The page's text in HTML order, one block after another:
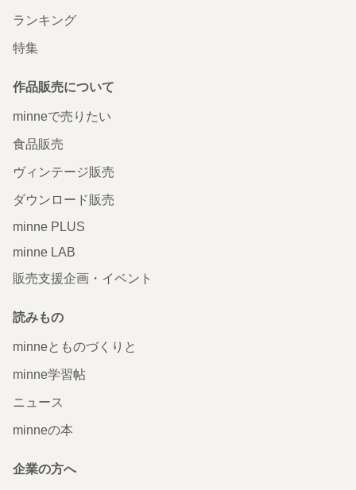
ランキング
特集
作品販売について
minneで売りたい
食品販売
ヴィンテージ販売
ダウンロード販売
minne PLUS
minne LAB
販売支援企画・イベント
読みもの
minneとものづくりと
minne学習帖
ニュース
minneの本
企業の方へ